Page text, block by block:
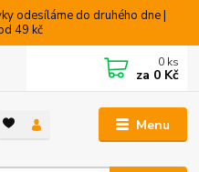
odesíláme do druhého dne |
49 kč
Menu
0 ks
za 0 Kč